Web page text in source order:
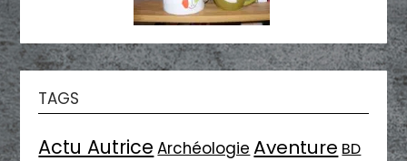
TAGS
Actu Autrice Archéologie Aventure BD